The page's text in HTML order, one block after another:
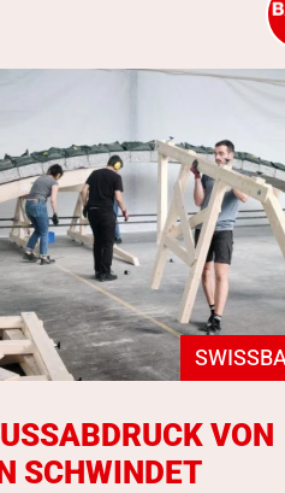
VON
SCHWINDET